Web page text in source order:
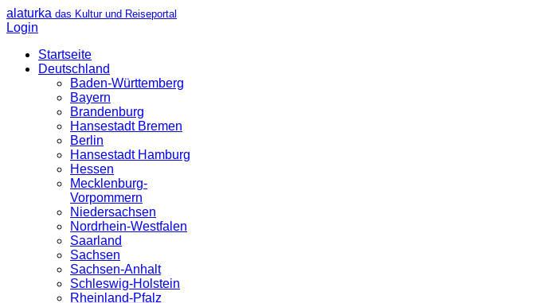
alaturka das Kultur und Reiseportal
Login
Startseite
Deutschland
Baden-Württemberg
Bayern
Brandenburg
Hansestadt Bremen
Berlin
Hansestadt Hamburg
Hessen
Mecklenburg-
Vorpommern
Niedersachsen
Nordrhein-Westfalen
Saarland
Sachsen
Sachsen-Anhalt
Schleswig-Holstein
Rheinland-Pfalz